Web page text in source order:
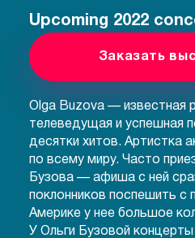
Upcoming 2022
Заказать
Olga Buzova — известная
телеведущая и успешная
десятки хитов. Артистка
по всему миру. Часто
Бузова — афиша с ней
поклонников поспешить с
Америке у нее большое
У Ольги Бузовой